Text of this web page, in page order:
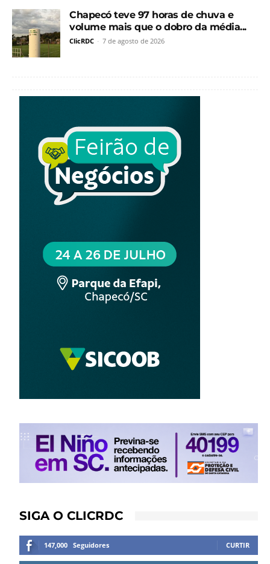
Chapecó teve 97 horas de chuva e
volume mais que o dobro da média...
ClicRDC - 7 de agosto de 2026
SIGA O CLICRDC
147,000 Seguidores CURTIR